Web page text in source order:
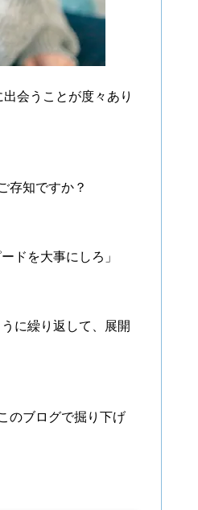
会うことが度々あり
存知ですか？
ドを大事にしろ」
に繰り返して、展開
のブログで掘り下げ